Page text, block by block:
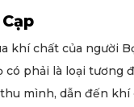
khí chất của người
phải là loại tương
mình, dẫn đến khí